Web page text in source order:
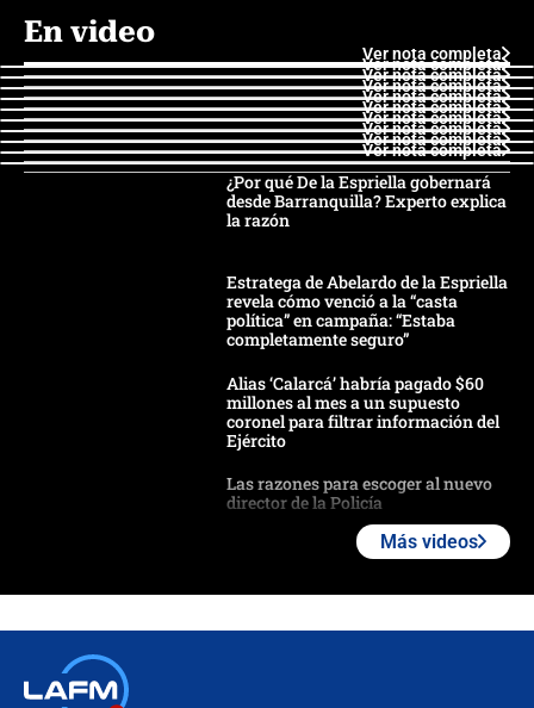
En video
Ver nota completa
Ver nota completa
Ver nota completa
Ver nota completa
Ver nota completa
Ver nota completa
Ver nota completa
Ver nota completa
Ver nota completa
Ver nota completa
¿Por qué De la Espriella gobernará
desde Barranquilla? Experto explica
la razón
Estratega de Abelardo de la Espriella
revela cómo venció a la “casta
política” en campaña: “Estaba
completamente seguro”
Alias ‘Calarcá’ habría pagado $60
millones al mes a un supuesto
coronel para filtrar información del
Ejército
Las razones para escoger al nuevo
director de la Policía
Más videos